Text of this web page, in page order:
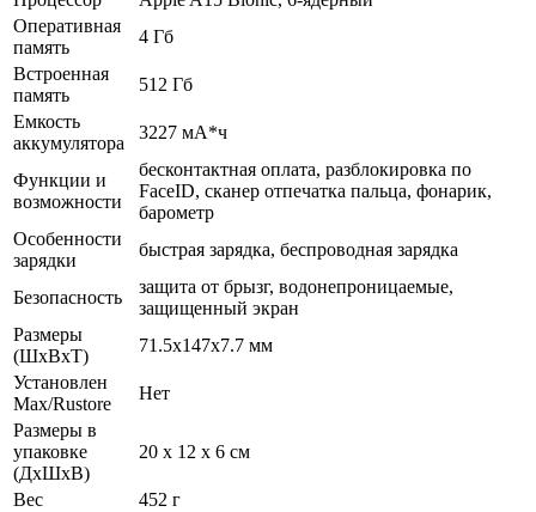
Оперативная
память
4 Гб
Встроенная
память
512 Гб
Емкость
аккумулятора
3227 мА*ч
Функции и
возможности
бесконтактная оплата, разблокировка по
FaceID, сканер отпечатка пальца, фонарик,
барометр
Особенности
зарядки
быстрая зарядка, беспроводная зарядка
Безопасность
защита от брызг, водонепроницаемые,
защищенный экран
Размеры
(ШхВхТ)
71.5x147x7.7 мм
Установлен
Max/Rustore
Нет
Размеры в
упаковке
(ДхШхВ)
20 x 12 x 6 см
Вес
452 г